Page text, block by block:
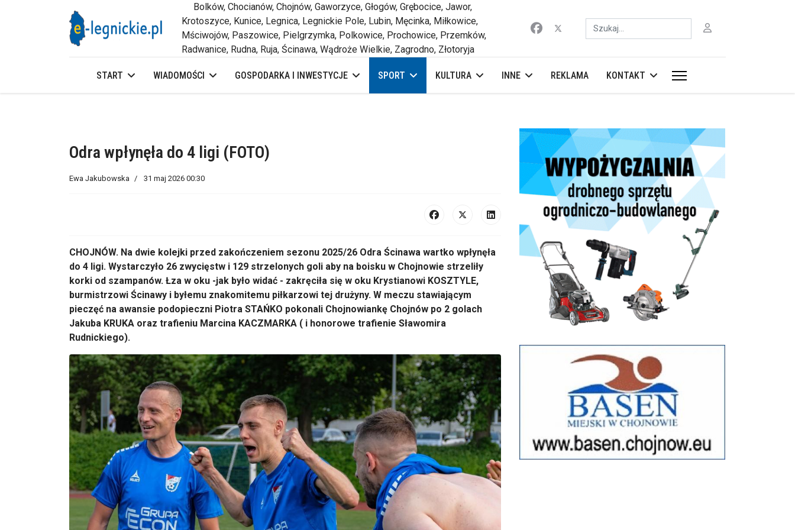
Bolków, Chocianów, Chojnów, Gaworzyce, Głogów, Grębocice, Jawor,
Krotoszyce, Kunice, Legnica, Legnickie Pole, Lubin, Męcinka, Miłkowice,
Mściwojów, Paszowice, Pielgrzymka, Polkowice, Prochowice, Przemków,
Radwanice, Rudna, Ruja, Ścinawa, Wądroże Wielkie, Zagrodno, Złotoryja
Szukaj
START WIADOMOŚCI GOSPODARKA I INWESTYCJE SPORT KULTURA INNE REKLAMA KONTAKT
Odra wpłynęła do 4 ligi (FOTO)
Ewa Jakubowska 31 maj 2026 00:30
CHOJNÓW. Na dwie kolejki przed zakończeniem sezonu 2025/26 Odra Ścinawa wartko wpłynęła
do 4 ligi. Wystarczyło 26 zwycięstw i 129 strzelonych goli aby na boisku w Chojnowie strzeliły
korki od szampanów. Łza w oku -jak było widać - zakręciła się w oku Krystianowi KOSZTYLE,
burmistrzowi Ścinawy i byłemu znakomitemu piłkarzowi tej drużyny. W meczu stawiającym
pieczęć na awansie podopieczni Piotra STAŃKO pokonali Chojnowiankę Chojnów po 2 golach
Jakuba KRUKA oraz trafieniu Marcina KACZMARKA ( i honorowe trafienie Sławomira
Rudnickiego).